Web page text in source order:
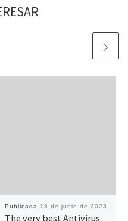
Publicada 18 de junio de 2023
The very best Antivirus